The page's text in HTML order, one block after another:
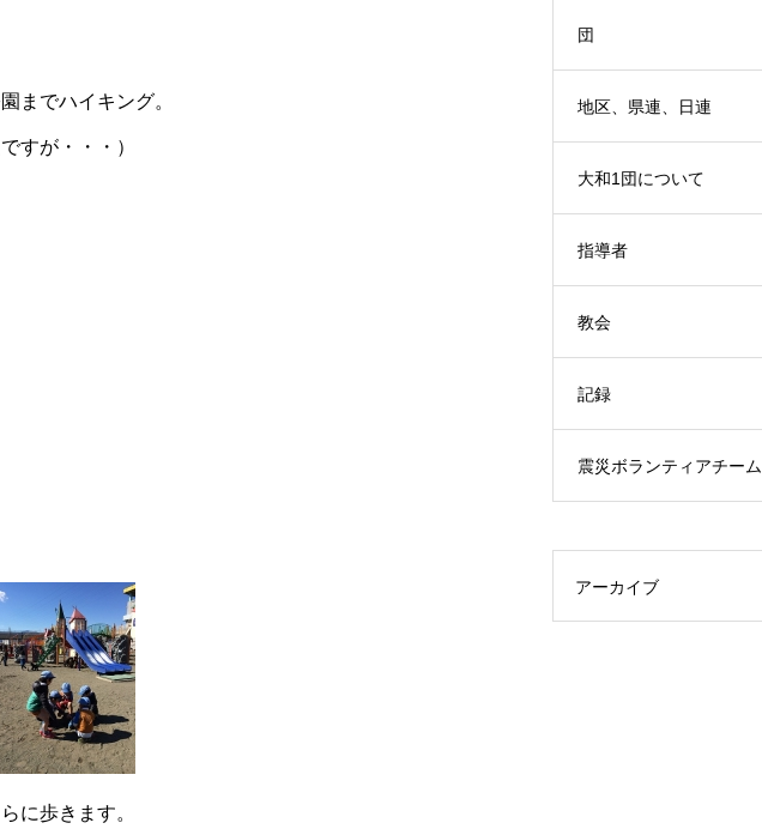
までハイキング。
すが・・・）
に歩きます。
団
地区、県連、日連
大和1団について
指導者
教会
記録
震災ボランティアチーム
アーカイブ